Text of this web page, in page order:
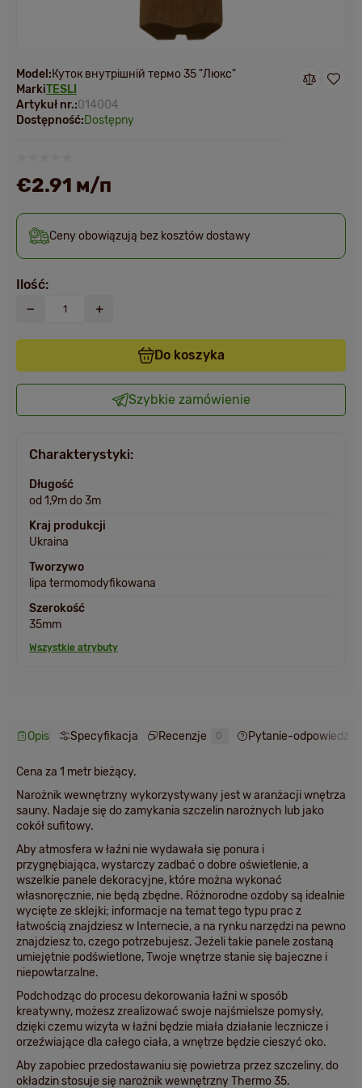
Model:Куток внутрішній термо 35 "Люкс"
MarkiTESLI
Artykuł nr.:014004
Dostępność:Dostępny
Ceny obowiązują bez kosztów dostawy
€2.91 м/п
Ilość:
Do koszyka
Szybkie zamówienie
Charakterystyki:
Długość
od 1,9m do 3m
Kraj produkcji
Ukraina
Tworzywo
lipa termomodyfikowana
Szerokość
35mm
Wszystkie atrybuty
Opis Specyfikacja Recenzje 0 Pytanie-odpowiedź
Cena za 1 metr bieżący.
Narożnik wewnętrzny wykorzystywany jest w aranżacji wnętrza
sauny. Nadaje się do zamykania szczelin narożnych lub jako
cokół sufitowy.
Aby atmosfera w łaźni nie wydawała się ponura i
przygnębiająca, wystarczy zadbać o dobre oświetlenie, a
wszelkie panele dekoracyjne, które można wykonać
własnoręcznie, nie będą zbędne. Różnorodne ozdoby są idealnie
wycięte ze sklejki; informacje na temat tego typu prac z
łatwością znajdziesz w Internecie, a na rynku narzędzi na pewno
znajdziesz to, czego potrzebujesz. Jeżeli takie panele zostaną
umiejętnie podświetlone, Twoje wnętrze stanie się bajeczne i
niepowtarzalne.
Podchodząc do procesu dekorowania łaźni w sposób
kreatywny, możesz zrealizować swoje najśmielsze pomysły,
dzięki czemu wizyta w łaźni będzie miała działanie lecznicze i
orzeźwiające dla całego ciała, a wnętrze będzie cieszyć oko.
Aby zapobiec przedostawaniu się powietrza przez szczeliny, do
okładzin stosuje się narożnik wewnętrzny Thermo 35.